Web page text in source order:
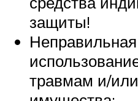
защиты!
травмам и/